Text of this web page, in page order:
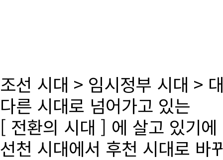
조선 시대 > 임시정부 시대 >
다른 시대로 넘어가고 있는
[ 전환의 시대 ] 에 살고 있기에
선천 시대에서 후천 시대로 바